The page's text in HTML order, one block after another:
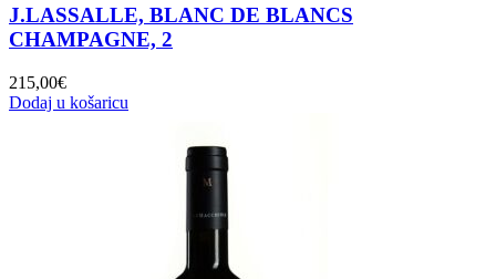
J.LASSALLE, BLANC DE BLANCS
CHAMPAGNE, 2
215,00€
Dodaj u košaricu